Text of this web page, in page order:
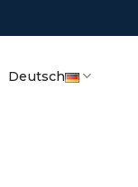
Deutsch